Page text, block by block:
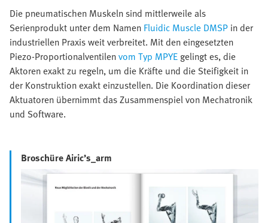
Die pneumatischen Muskeln sind mittlerweile als
Serienprodukt unter dem Namen Fluidic Muscle DMSP in der
industriellen Praxis weit verbreitet. Mit den eingesetzten
Piezo-Proportionalventilenvom Typ MPYE gelingt es, die
Aktoren exakt zu regeln, um die Kräfte und die Steifigkeit in
der Konstruktion exakt einzustellen. Die Koordination dieser
Aktuatoren übernimmt das Zusammenspiel von Mechatronik
und Software.
Broschüre Airic’s_arm